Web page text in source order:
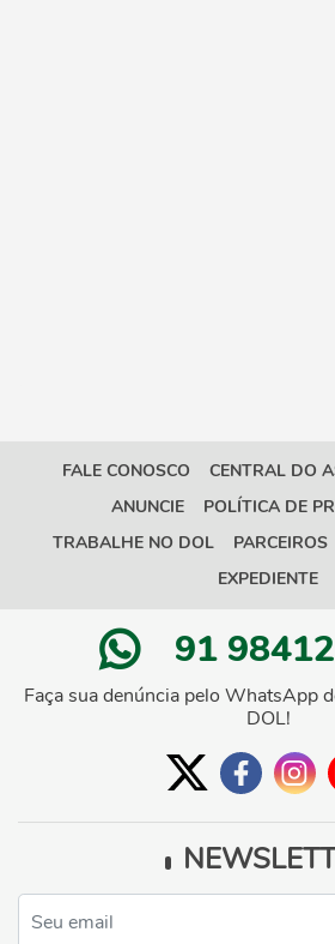
FALE CONOSCO CENTRAL DO
ANUNCIE
POLÍTICA DE
TRABALHE NO DOL
PARCEIROS
EXPEDIENTE
91
Faça sua denúncia pelo WhatsApp
DOL!